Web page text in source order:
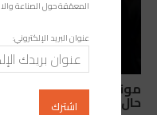
مونديال 2030:
حال الانسحاب من
المعمّقة حول الصناعة
عنوان البريد الإلكتروني: